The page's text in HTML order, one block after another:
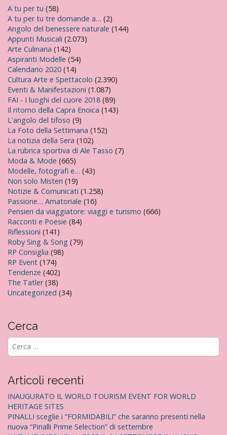
A tu per tu (58)
A tu per tu tre domande a… (2)
Angolo del benessere naturale (144)
Appunti Musicali (2.073)
Arte Culinaria (142)
Aspiranti Modelle (54)
Calendario 2020 (14)
Cultura Arte e Spettacolo (2.390)
Eventi & Manifestazioni (1.087)
FAI - I luoghi del cuore 2018 (89)
Il ritorno della Capra Enoica (143)
L'angolo del tifoso (9)
La Foto della Settimana (152)
La notizia della Sera (102)
La rubrica sportiva di Ale Tasso (7)
Moda & Mode (665)
Modelle, fotografi e… (43)
Non solo Misteri (19)
Notizie & Comunicati (1.258)
Passione… Amatoriale (16)
Pensieri da viaggiatore: viaggi e turismo (666)
Racconti e Poesie (84)
Riflessioni (141)
Roby Sing & Song (79)
RP Consiglia (98)
RP Event (174)
Tendenze (402)
The Tatler(38)
Uncategorized (34)
Cerca
R
r
c
a
p
r
Articoli recenti
INAUGURATO IL WORLD TOURISM EVENT FOR WORLD
HERITAGE SITES
PINALLI sceglie i “FORMIDABILI” che saranno presenti nella
nuova “Pinalli Prime Selection” di settembre